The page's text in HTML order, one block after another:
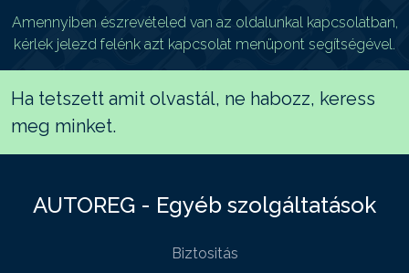
Amennyiben észrevételed van az oldalunkal kapcsolatban,
kérlek jelezd felénk azt kapcsolat menüpont segítségével.
Ha tetszett amit olvastál, ne habozz, keress
meg minket.
AUTOREG - Egyéb szolgáltatások
Biztositás